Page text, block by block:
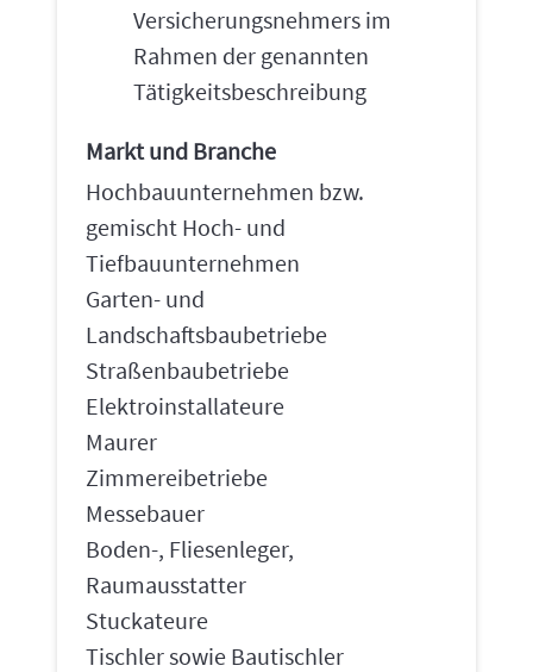
Versicherungsnehmers im
Rahmen der genannten
Tätigkeitsbeschreibung
Markt und Branche
Hochbauunternehmen bzw.
gemischt Hoch- und
Tiefbauunternehmen
Garten- und
Landschaftsbaubetriebe
Straßenbaubetriebe
Elektroinstallateure
Maurer
Zimmereibetriebe
Messebauer
Boden-, Fliesenleger,
Raumausstatter
Stuckateure
Tischler sowie Bautischler